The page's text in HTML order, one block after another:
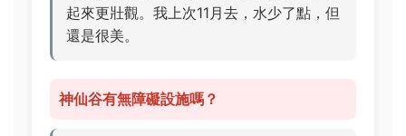
起來更壯觀。我上次11月去，水少了點，但
還是很美。
神仙谷有無障礙設施嗎？